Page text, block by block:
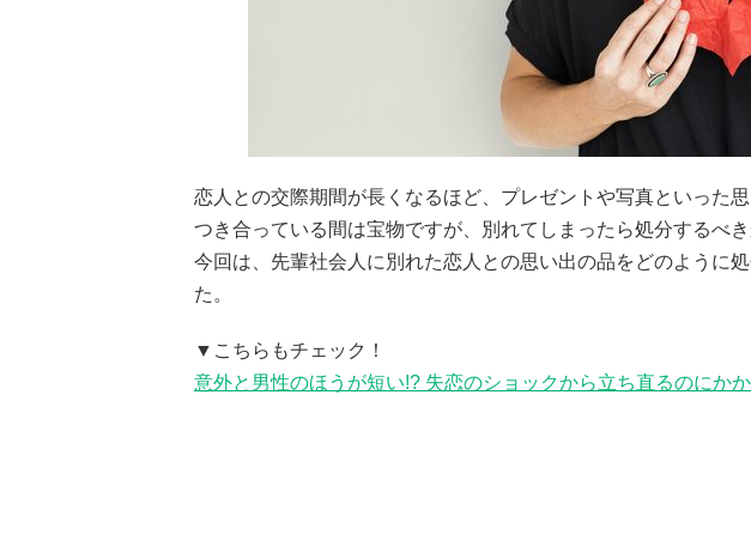
恋人との交際期間が長くなるほど、プレゼントや写真といった
つき合っている間は宝物ですが、別れてしまったら処分するべ
今回は、先輩社会人に別れた恋人との思い出の品をどのように
た。
▼こちらもチェック！
意外と男性のほうが短い!? 失恋のショックから立ち直るのにか